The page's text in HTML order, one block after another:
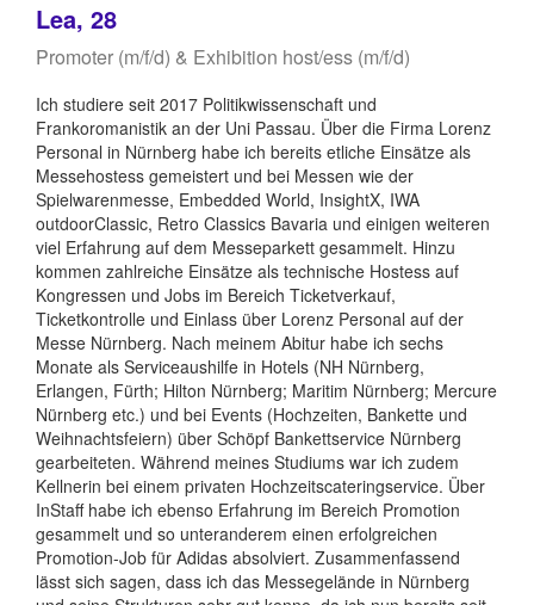
Lea, 28
Promoter (m/f/d) & Exhibition host/ess (m/f/d)
Ich studiere seit 2017 Politikwissenschaft und
Frankoromanistik an der Uni Passau. Über die Firma Lorenz
Personal in Nürnberg habe ich bereits etliche Einsätze als
Messehostess gemeistert und bei Messen wie der
Spielwarenmesse, Embedded World, InsightX, IWA
outdoorClassic, Retro Classics Bavaria und einigen weiteren
viel Erfahrung auf dem Messeparkett gesammelt. Hinzu
kommen zahlreiche Einsätze als technische Hostess auf
Kongressen und Jobs im Bereich Ticketverkauf,
Ticketkontrolle und Einlass über Lorenz Personal auf der
Messe Nürnberg. Nach meinem Abitur habe ich sechs
Monate als Serviceaushilfe in Hotels (NH Nürnberg,
Erlangen, Fürth; Hilton Nürnberg; Maritim Nürnberg; Mercure
Nürnberg etc.) und bei Events (Hochzeiten, Bankette und
Weihnachtsfeiern) über Schöpf Bankettservice Nürnberg
gearbeiteten. Während meines Studiums war ich zudem
Kellnerin bei einem privaten Hochzeitscateringservice. Über
InStaff habe ich ebenso Erfahrung im Bereich Promotion
gesammelt und so unteranderem einen erfolgreichen
Promotion-Job für Adidas absolviert. Zusammenfassend
lässt sich sagen, dass ich das Messegelände in Nürnberg